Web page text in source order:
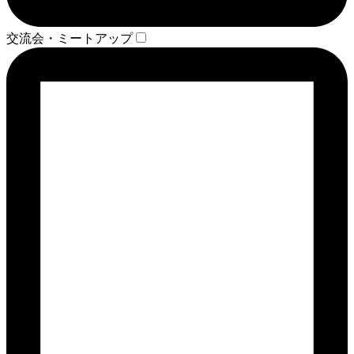
交流会・ミートアップ